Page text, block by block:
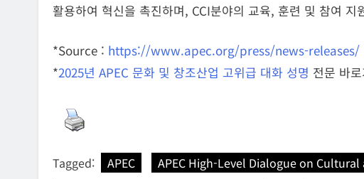
활용하여 혁신을 촉진하며, CCI분야의 교육, 훈련 및 참여
*Source : https://www.apec.org/press/news-releases/
*2025년 APEC 문화 및 창조산업 고위급 대화 성명 전문 바
Tagged: APEC
APEC High-Level Dialogue on